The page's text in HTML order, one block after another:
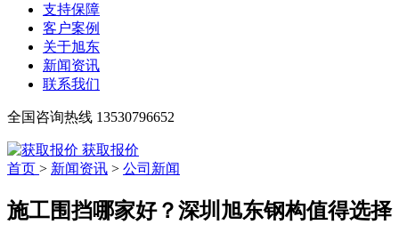
支持保障
客户案例
关于旭东
新闻资讯
联系我们
全国咨询热线 13530796652
获取报价
首页 > 新闻资讯 > 公司新闻
施工围挡哪家好？深圳旭东钢构值得选择